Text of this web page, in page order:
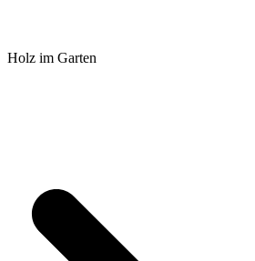
Holz im Garten